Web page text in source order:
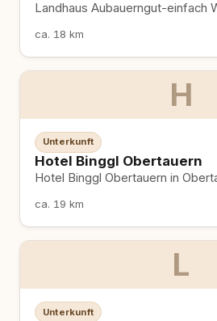
Landhaus Aubauerngut-einfach
ca. 18 km
H
Unterkunft
Hotel Binggl Obertauern
Hotel Binggl Obertauern in
ca. 19 km
L
Unterkunft